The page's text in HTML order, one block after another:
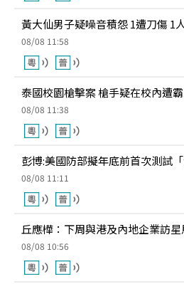
黃大仙男子疑噪音積怨 1遭刀傷 1
08/08 11:58
泰國校園槍擊案 槍手疑在校內遭
08/08 11:38
彭博:美國防部擬年底前首次測試
08/08 11:11
丘應樺：下周與港及內地企業訪
08/08 10:56